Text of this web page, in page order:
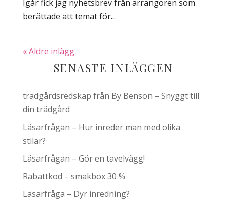
Igår fick jag nyhetsbrev från arrangören som
berättade att temat för...
« Äldre inlägg
SENASTE INLÄGGEN
trädgårdsredskap från By Benson – Snyggt till
din trädgård
Läsarfrågan – Hur inreder man med olika
stilar?
Läsarfrågan – Gör en tavelvägg!
Rabattkod – smakbox 30 %
Läsarfråga – Dyr inredning?